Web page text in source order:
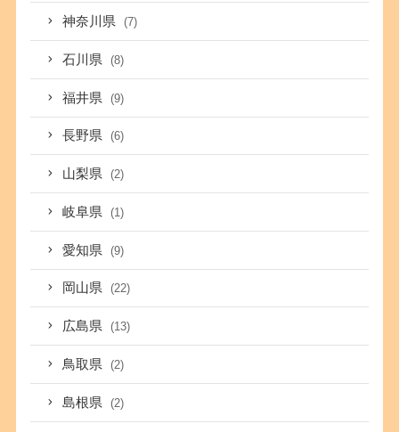
神奈川県 (7)
石川県 (8)
福井県 (9)
長野県 (6)
山梨県 (2)
岐阜県 (1)
愛知県 (9)
岡山県 (22)
広島県 (13)
鳥取県 (2)
島根県 (2)